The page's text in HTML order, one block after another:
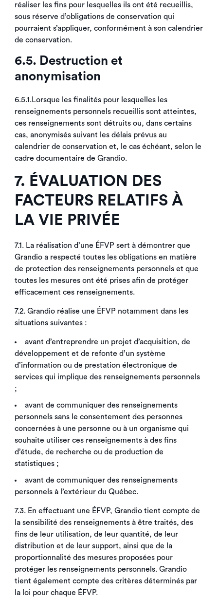
réaliser les fins pour lesquelles ils ont été recueillis,
sous réserve d’obligations de conservation qui
pourraient s’appliquer, conformément à son calendrier
de conservation.
6.5. Destruction et
anonymisation
6.5.1.Lorsque les finalités pour lesquelles les
renseignements personnels recueillis sont atteintes,
ces renseignements sont détruits ou, dans certains
cas, anonymisés suivant les délais prévus au
calendrier de conservation et, le cas échéant, selon le
cadre documentaire de Grandio.
7. ÉVALUATION DES
FACTEURS RELATIFS À
LA VIE PRIVÉE
7.1. La réalisation d’une ÉFVP sert à démontrer que
Grandio a respecté toutes les obligations en matière
de protection des renseignements personnels et que
toutes les mesures ont été prises afin de protéger
efficacement ces renseignements.
7.2. Grandio réalise une ÉFVP notamment dans les
situations suivantes :
avant d’entreprendre un projet d’acquisition, de
développement et de refonte d’un système
d’information ou de prestation électronique de
services qui implique des renseignements personnels
;
avant de communiquer des renseignements
personnels sans le consentement des personnes
concernées à une personne ou à un organisme qui
souhaite utiliser ces renseignements à des fins
d’étude, de recherche ou de production de
statistiques ;
avant de communiquer des renseignements
personnels à l’extérieur du Québec.
7.3. En effectuant une ÉFVP, Grandio tient compte de
la sensibilité des renseignements à être traités, des
fins de leur utilisation, de leur quantité, de leur
distribution et de leur support, ainsi que de la
proportionnalité des mesures proposées pour
protéger les renseignements personnels. Grandio
tient également compte des critères déterminés par
la loi pour chaque ÉFVP.